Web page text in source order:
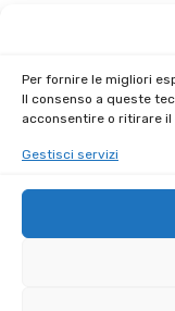
Per fornire le migliori
Il consenso a queste
acconsentire o ritirare
Gestisci servizi